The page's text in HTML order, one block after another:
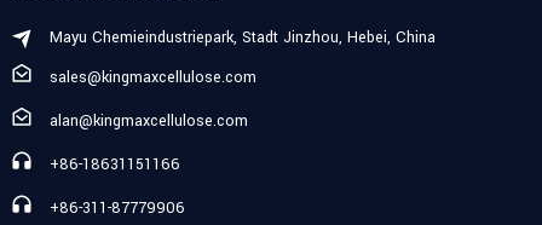
Mayu Chemieindustriepark, Stadt Jinzhou, Hebei, China
sales@kingmaxcellulose.com
alan@kingmaxcellulose.com
+86-18631151166
+86-311-87779906